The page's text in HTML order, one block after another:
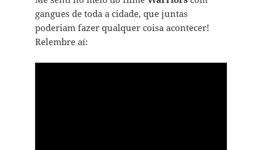
gangues de toda a cidade, que juntas
poderiam fazer qualquer coisa acontecer!
Relembre aí: